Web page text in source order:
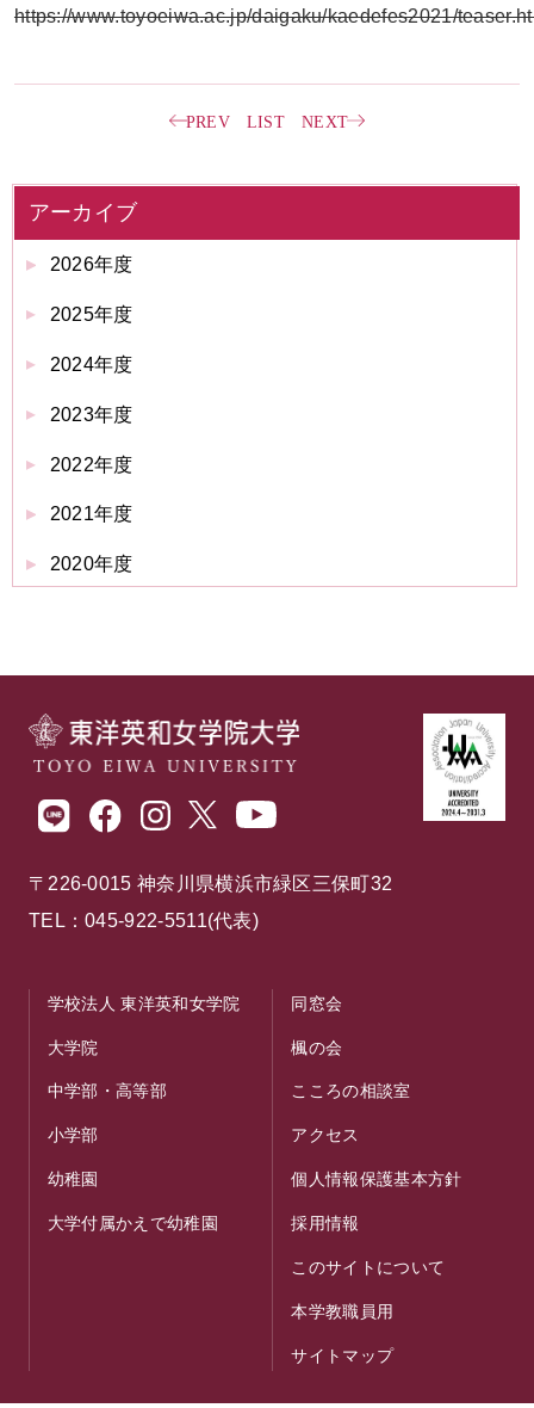
https://www.toyoeiwa.ac.jp/daigaku/kaedefes2021/
PREV LIST NEXT
アーカイブ
2026年度
2025年度
2024年度
2023年度
2022年度
2021年度
2020年度
〒226-0015 神奈川県横浜市緑区三保町32
TEL：045-922-5511(代表)
学校法人 東洋英和女学院
大学院
中学部・高等部
小学部
幼稚園
大学付属かえで幼稚園
同窓会
楓の会
こころの相談室
アクセス
個人情報保護基本方針
採用情報
このサイトについて
本学教職員用
サイトマップ